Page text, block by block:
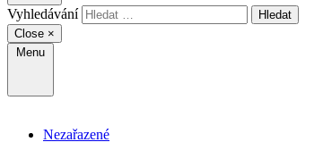
Vyhledávání
Close ×
Menu
Nezařazené